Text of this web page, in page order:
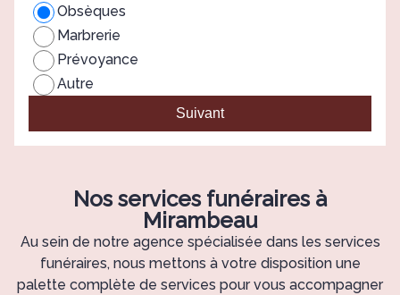
Obsèques
Marbrerie
Prévoyance
Autre
Suivant
Nos services funéraires à
Mirambeau
Au sein de notre agence spécialisée dans les services
funéraires, nous mettons à votre disposition une
palette complète de services pour vous accompagner